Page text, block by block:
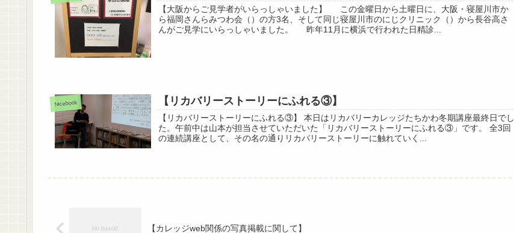
【大阪からご見学者がいらっしゃいました】 この金曜日から土曜日に、大阪・寝屋川市か
ら福岡さんらみつわ会（）の方3名、そして同じ寝屋川市のにじクリニック（）から長谷高さ
んがご見学にいらっしゃいました。 昨年11月に横浜で行われた日精診...
facebook 【リカバリーストーリーにふれる③】
【リカバリーストーリーにふれる③】 本日はリカバリーカレッジたちかわ冬期講座最終日でし
た。午前中は山本が担当させていただいた「リカバリーストーリーにふれる③」です。 全3回
の連続講座として、その名の通りリカバリーストーリーに触れていく...
【カレッジweb関係の写真掲載に関して】